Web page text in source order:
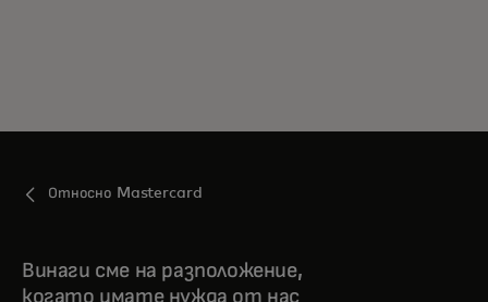
Относно Mastercard
Винаги сме на разположение,
когато имате нужда от нас